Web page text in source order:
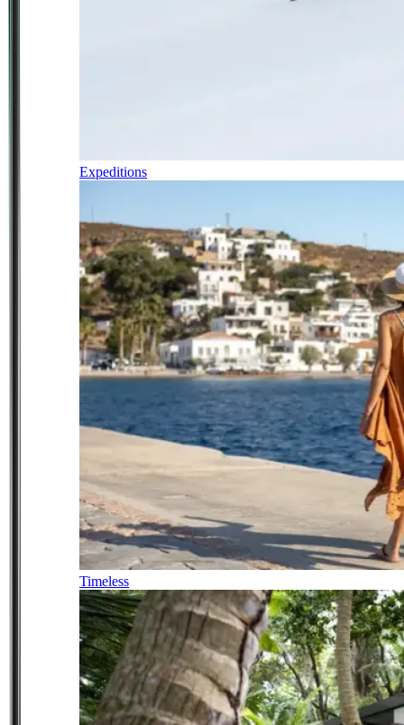
Expeditions
Timeless